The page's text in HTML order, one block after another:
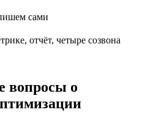
сами
отчёт, четыре созвона
вопросы о